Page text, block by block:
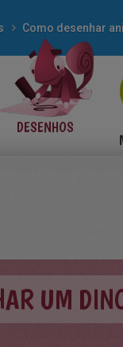
Como desenhar
DESENHOS
UM